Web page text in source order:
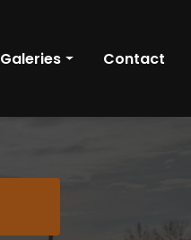
Galeries Contact